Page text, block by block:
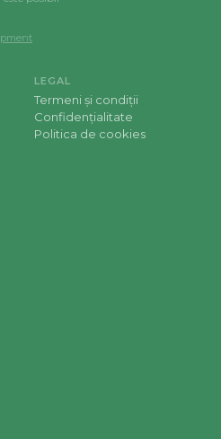
LEGAL
Termeni și condiții
Confidențialitate
Politica de cookies